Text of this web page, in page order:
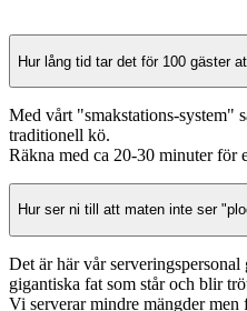
Hur lång tid tar det för 100 gäster
Med vårt "smakstations-system"
traditionell kö.
Räkna med ca 20-30 minuter för
Hur ser ni till att maten inte ser
Det är här vår
gigantiska fat som står och blir
Vi serverar mindre mängder